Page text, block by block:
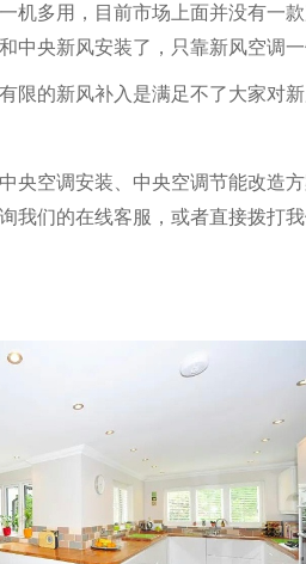
机多用，目前市场上面并没有一
中央新风安装了，只靠新风空调
限的新风补入是满足不了大家对新
央空调安装、中央空调节能改造
我们的在线客服，或者直接拨打